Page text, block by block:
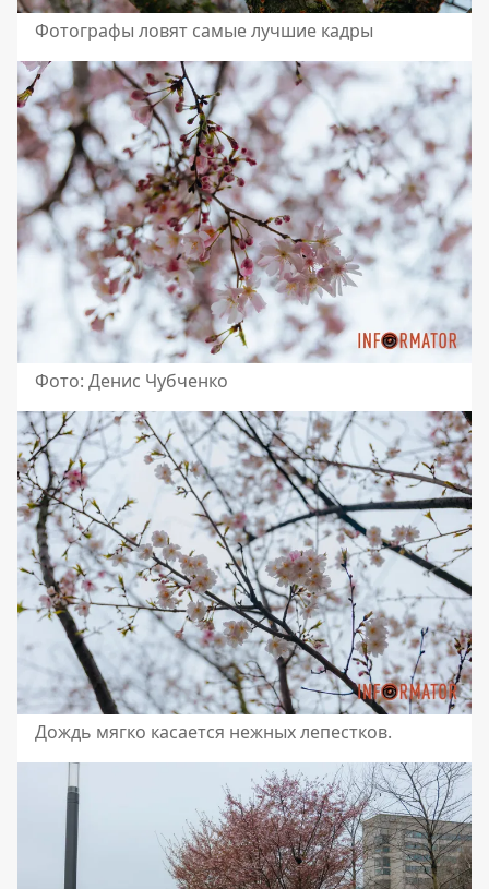
Фотографы ловят самые лучшие кадры
Фото: Денис Чубченко
Дождь мягко касается нежных лепестков.